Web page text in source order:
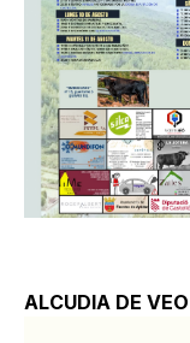
ALCUDIA DE VEO